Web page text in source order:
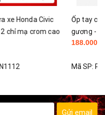
tay cửa - Hõm cửa - Ốp
- Nắp xăng xe Honda
Civic 2017 - 2021 Carbon cao
SP:
Gửi email